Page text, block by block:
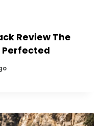
Review The
Perfected